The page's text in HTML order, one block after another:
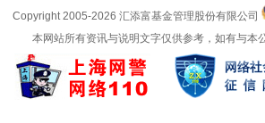
Copyright 2005-2026 汇添富基金管理股份有限公司
本网站所有资讯与说明文字仅供参考，如有与本